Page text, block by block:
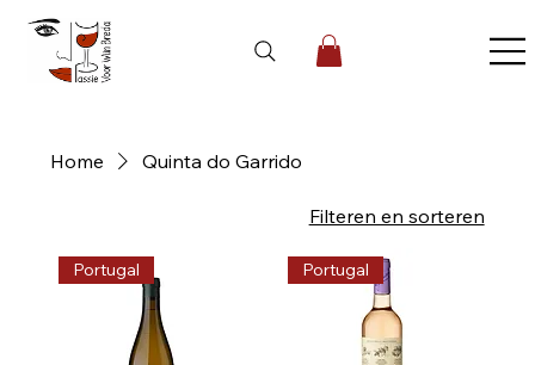
Home Quinta do Garrido
Filteren en sorteren
Portugal Portugal